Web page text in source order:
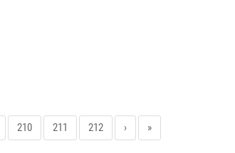
210 211 212 › »